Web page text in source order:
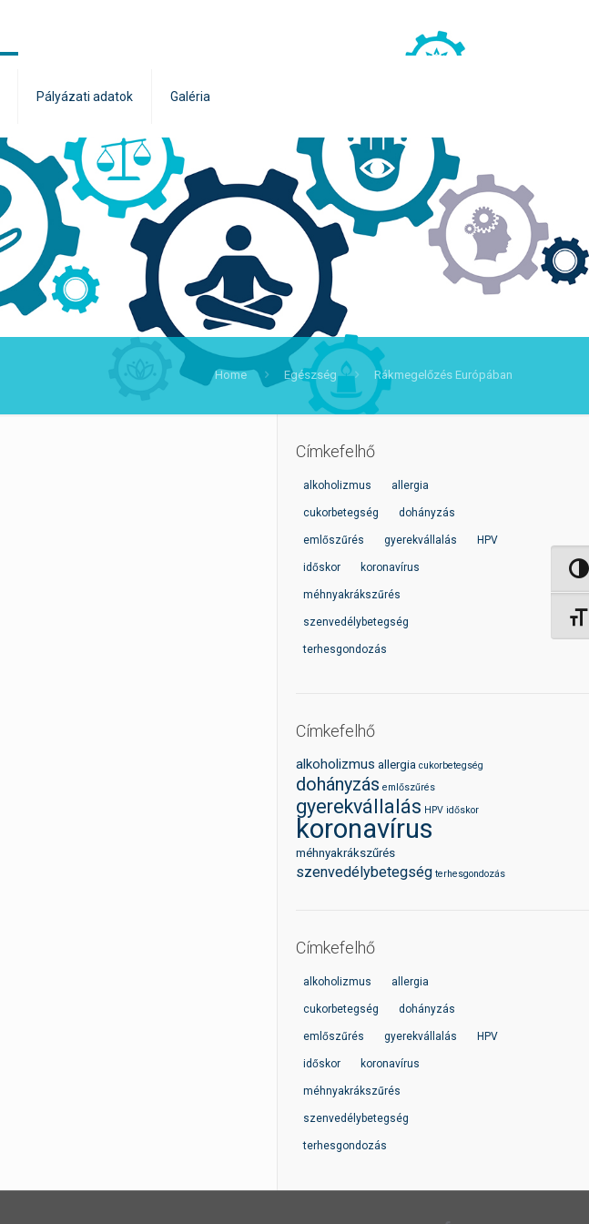
Pályázati adatok Galéria
Home Egészség Rákmegelőzés Európában
Címkefelhő
alkoholizmus allergia
cukorbetegség dohányzás
emlőszűrés gyerekvállalás HPV
időskor koronavírus
méhnyakrákszűrés
szenvedélybetegség
terhesgondozás
Címkefelhő
alkoholizmus allergia cukorbetegség
dohányzás emlőszűrés
gyerekvállalás HPV időskor
koronavírus
méhnyakrákszűrés
szenvedélybetegség terhesgondozás
Címkefelhő
alkoholizmus allergia
cukorbetegség dohányzás
emlőszűrés gyerekvállalás HPV
időskor koronavírus
méhnyakrákszűrés
szenvedélybetegség
terhesgondozás